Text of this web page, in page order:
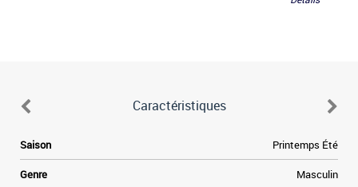
Caractéristiques
Saison Printemps Été
Genre Masculin